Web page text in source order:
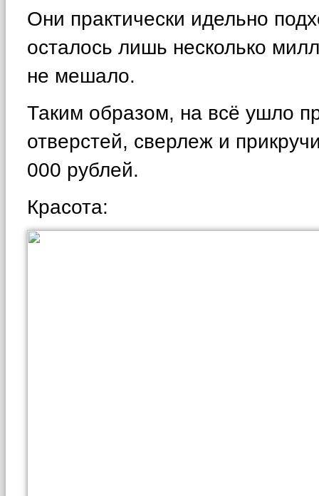
Они практически идельно
осталось лишь несколько
не мешало.
Таким образом, на всё ушло
отверстей, сверлеж и
000 рублей.
Красота: